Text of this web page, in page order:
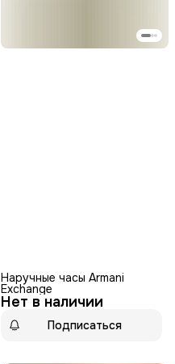
Нет в наличии
Наручные часы Armani
Exchange
Подписаться